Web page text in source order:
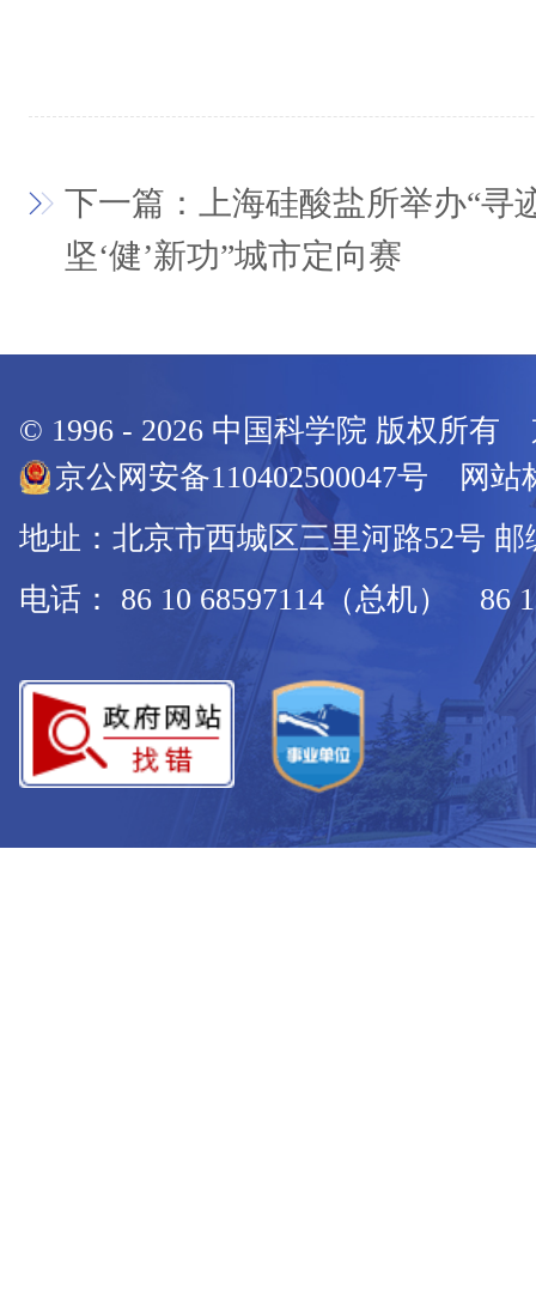
下一篇：上海硅酸盐所举办“寻
坚‘健’新功”城市定向赛
© 1996 - 2026 中国科学院 版权所有
京公网安备110402500047号 网站
地址：北京市西城区三里河路52号 邮
电话： 86 10 68597114（总机） 86